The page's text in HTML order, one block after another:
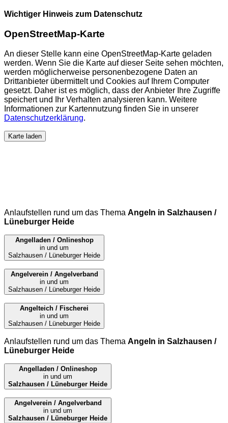
Wichtiger Hinweis zum Datenschutz
OpenStreetMap-Karte
An dieser Stelle kann eine OpenStreetMap-Karte geladen
werden. Wenn Sie die Karte auf dieser Seite sehen möchten,
werden möglicherweise personenbezogene Daten an
Drittanbieter übermittelt und Cookies auf Ihrem Computer
gesetzt. Daher ist es möglich, dass der Anbieter Ihre Zugriffe
speichert und Ihr Verhalten analysieren kann. Weitere
Informationen zur Kartennutzung finden Sie in unserer
Datenschutzerklärung.
Karte laden
Anlaufstellen rund um das Thema Angeln in Salzhausen /
Lüneburger Heide
Angelladen / Onlineshop
in und um
Salzhausen / Lüneburger Heide
Angelverein / Angelverband
in und um
Salzhausen / Lüneburger Heide
Angelteich / Fischerei
in und um
Salzhausen / Lüneburger Heide
Anlaufstellen rund um das Thema Angeln in Salzhausen /
Lüneburger Heide
Angelladen / Onlineshop
in und um
Salzhausen / Lüneburger Heide
Angelverein / Angelverband
in und um
Salzhausen / Lüneburger Heide